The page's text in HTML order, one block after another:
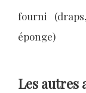
fourni
éponge)
Les autres